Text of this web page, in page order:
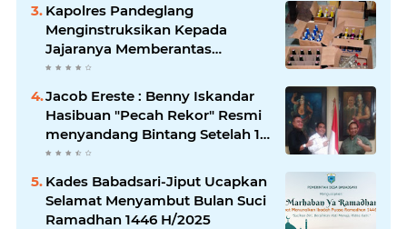
Kapolres Pandeglang
Menginstruksikan Kepada
Jajaranya Memberantas
Peredaran Miras
Jacob Ereste : Benny Iskandar
Hasibuan "Pecah Rekor" Resmi
menyandang Bintang Setelah 14
Tahun Ngejokrok Berpangjat
Kombes
Kades Babadsari-Jiput Ucapkan
Selamat Menyambut Bulan Suci
Ramadhan 1446 H/2025